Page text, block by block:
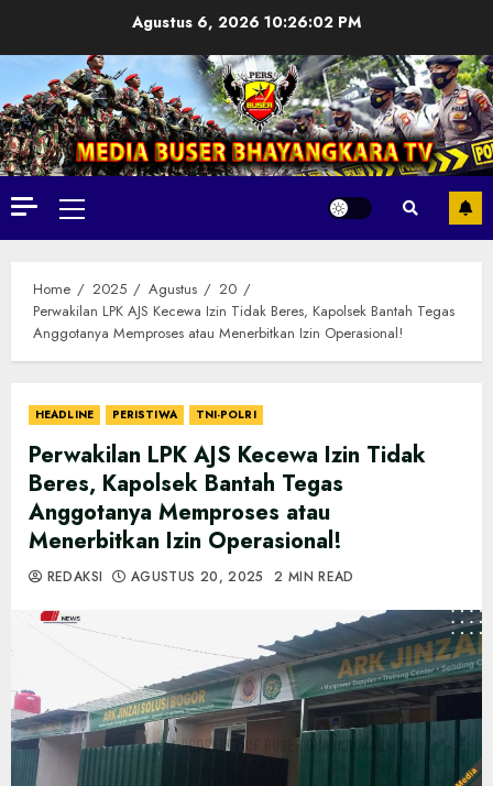
Agustus 6, 2026 10:26:04 PM
Primary
Menu
Home 2025 Agustus
20
Perwakilan LPK AJS Kecewa Izin Tidak Beres, Kapolsek Bantah Tegas
Anggotanya Memproses atau Menerbitkan Izin Operasional!‎
HEADLINE PERISTIWA TNI-POLRI
Perwakilan LPK AJS Kecewa Izin Tidak
Beres, Kapolsek Bantah Tegas
Anggotanya Memproses atau
Menerbitkan Izin Operasional!‎
REDAKSI AGUSTUS 20, 2025 2 MIN READ